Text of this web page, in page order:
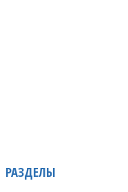
РАЗДЕЛЫ